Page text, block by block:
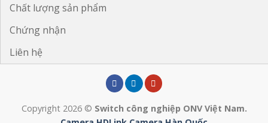
Chất lượng sản phẩm
Chứng nhận
Liên hệ
Copyright 2026 © Switch công nghiệp ONV Việt Nam.